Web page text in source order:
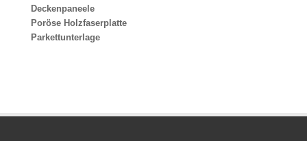
Deckenpaneele
Poröse Holzfaserplatte
Parkettunterlage